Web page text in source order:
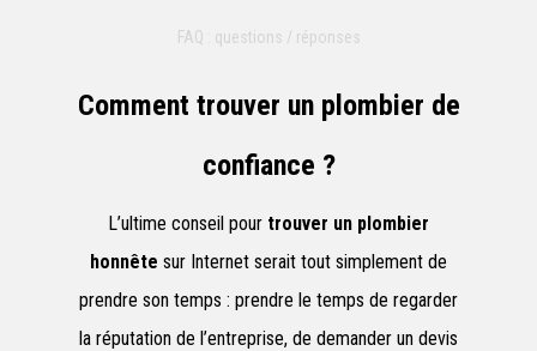
FAQ : questions / réponses
Comment trouver un plombier de
confiance ?
L’ultime conseil pour trouver un plombier
honnête sur Internet serait tout simplement de
prendre son temps : prendre le temps de regarder
la réputation de l’entreprise, de demander un devis